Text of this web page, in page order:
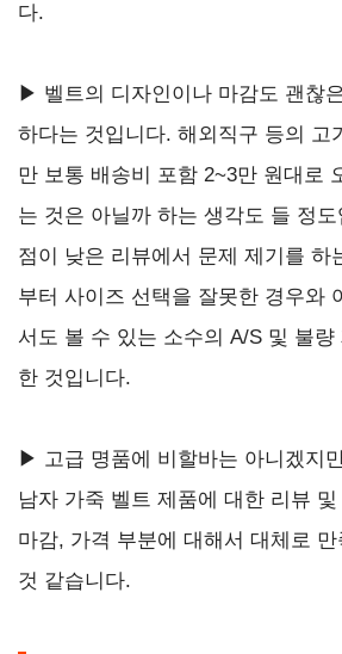
다.
▶ 벨트의 디자인이나 마감도 괜찮
하다는 것입니다. 해외직구 등의 고
만 보통 배송비 포함 2~3만 원대로
는 것은 아닐까 하는 생각도 들 정
점이 낮은 리뷰에서 문제 제기를 하
부터 사이즈 선택을 잘못한 경우와
서도 볼 수 있는 소수의 A/S 및 불
한 것입니다.
▶ 고급 명품에 비할바는 아니겠지
남자 가죽 벨트 제품에 대한 리뷰
마감, 가격 부분에 대해서 대체로
것 같습니다.